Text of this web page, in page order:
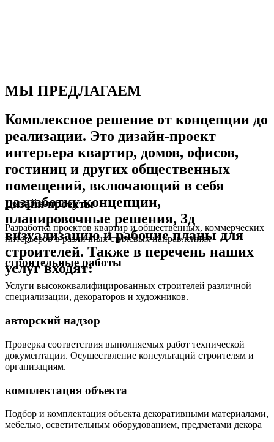
МЫ ПРЕДЛАГАЕМ
Комплексное решение от концепции до
реализации. Это дизайн-проект
интерьера квартир, домов, офисов,
гостиниц и других общественных
помещений, включающий в себя
разработку концепции,
планировочные решения, 3д
визуализацию и рабочие планы для
строителей. Также в перечень наших
услуг входят:
Дизайн-проекты
Разработка проектов квартир и общественных, коммерческих
интерьеров в различных стилевых направлениях
строительные работы
Услуги высококвалифицированных строителей различной
специализации, декораторов и художников.
авторский надзор
Проверка соответствия выполняемых работ технической
документации. Осуществление консультаций строителям и
организациям.
комплектация объекта
Подбор и комплектация объекта декоративными материалами,
мебелью, осветительным оборудованием, предметами декора